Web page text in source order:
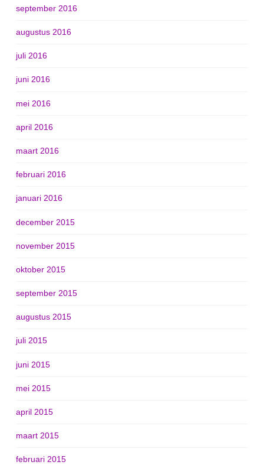
september 2016
augustus 2016
juli 2016
juni 2016
mei 2016
april 2016
maart 2016
februari 2016
januari 2016
december 2015
november 2015
oktober 2015
september 2015
augustus 2015
juli 2015
juni 2015
mei 2015
april 2015
maart 2015
februari 2015